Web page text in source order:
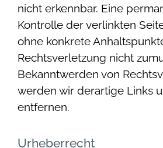
nicht erkennbar. Eine
Kontrolle der verlinkten
ohne konkrete
Rechtsverletzung nicht
Bekanntwerden von
werden wir derartige Links
entfernen.
Urheberrecht